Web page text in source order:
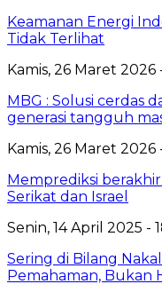
Keamanan Energi
Tidak Terlihat
Kamis, 26 Maret 2026
MBG : Solusi cerdas
generasi tangguh
Kamis, 26 Maret 2026
Memprediksi
Serikat dan Israel
Senin, 14 April 2025 -
Sering di Bilang
Pemahaman, Bukan